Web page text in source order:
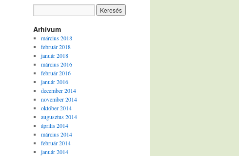
Arhívum
március 2018
február 2018
január 2018
március 2016
február 2016
január 2016
december 2014
november 2014
október 2014
augusztus 2014
április 2014
március 2014
február 2014
január 2014